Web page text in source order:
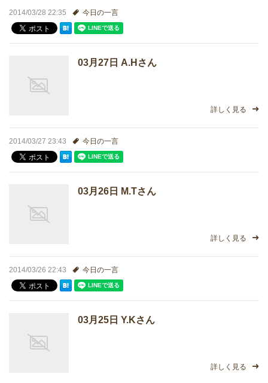
2014/03/28 22:35 今日の一言
03月27日 A.Hさん
詳しく見る
2014/03/27 23:43 今日の一言
03月26日 M.Tさん
詳しく見る
2014/03/26 22:43 今日の一言
03月25日 Y.Kさん
詳しく見る